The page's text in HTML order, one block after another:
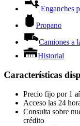
Enganches
Propano
Camiones a
Historial
Características
Precio fijo por 1
Acceso las 24
Consulta sobre
crédito